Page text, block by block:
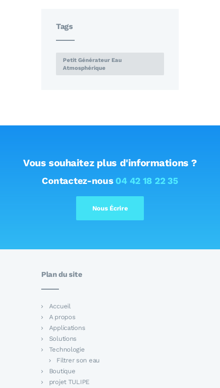
Tags
Petit Générateur Eau
Atmosphérique
Vous souhaitez plus d'informations ?
Contactez-nous 04 42 18 22 35
Nous Écrire
Plan du site
Accueil
A propos
Applications
Solutions
Technologie
Filtrer son eau
Boutique
projet TULIPE